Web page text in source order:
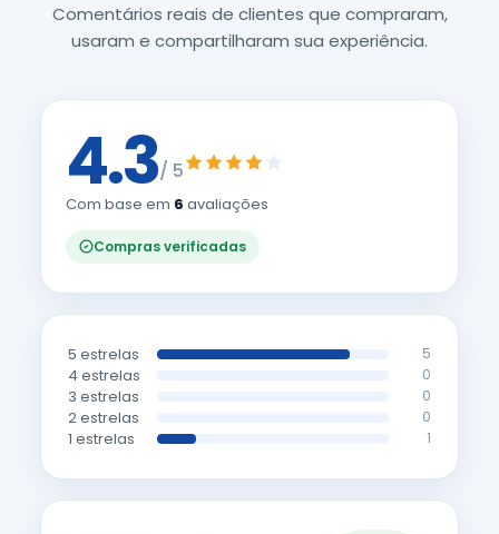
Comentários reais de clientes que compraram,
usaram e compartilharam sua experiência.
4.3/ 5
Com base em 6 avaliações
Compras verificadas
5 estrelas 5
4 estrelas 0
3 estrelas 0
2 estrelas 0
1 estrelas 1